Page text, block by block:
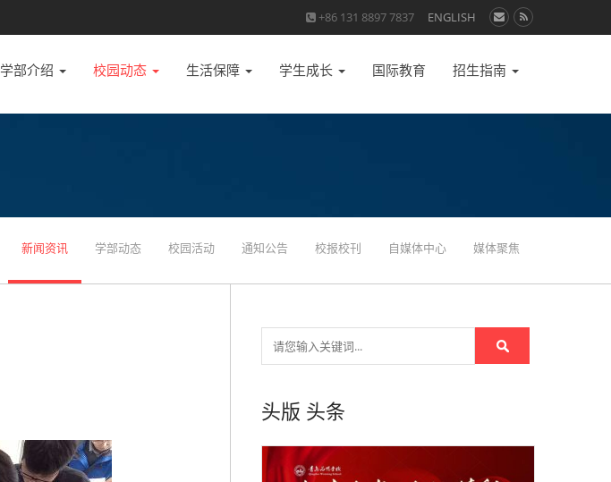
+86 131 8897 7837 ENGLISH
学部介绍 校园动态 生活保障 学生成长 国际教育 招生指南
新闻资讯 学部动态 校园活动 通知公告 校报校刊 自媒体中心 媒体聚焦
头版 头条